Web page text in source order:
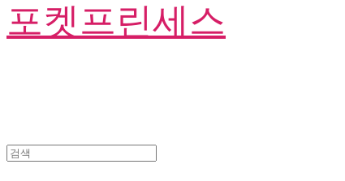
포켓프린세스